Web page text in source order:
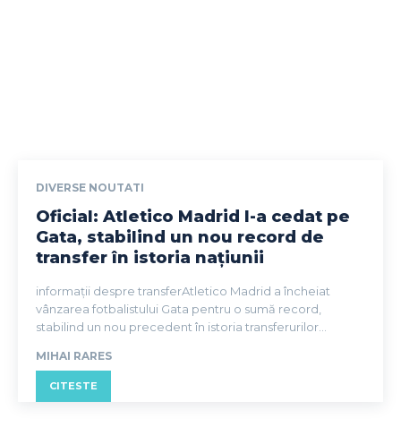
DIVERSE NOUTATI
Oficial: Atletico Madrid l-a cedat pe
Gata, stabilind un nou record de
transfer în istoria națiunii
informații despre transferAtletico Madrid a încheiat
vânzarea fotbalistului Gata pentru o sumă record,
stabilind un nou precedent în istoria transferurilor...
MIHAI RARES
CITESTE